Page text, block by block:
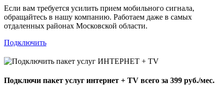
Если вам требуется усилить прием мобильного сигнала,
обращайтесь в нашу компанию. Работаем даже в самых
отдаленных районах Московской области.
Подключить
Подключи пакет услуг интернет + TV всего за 399 руб./мес.